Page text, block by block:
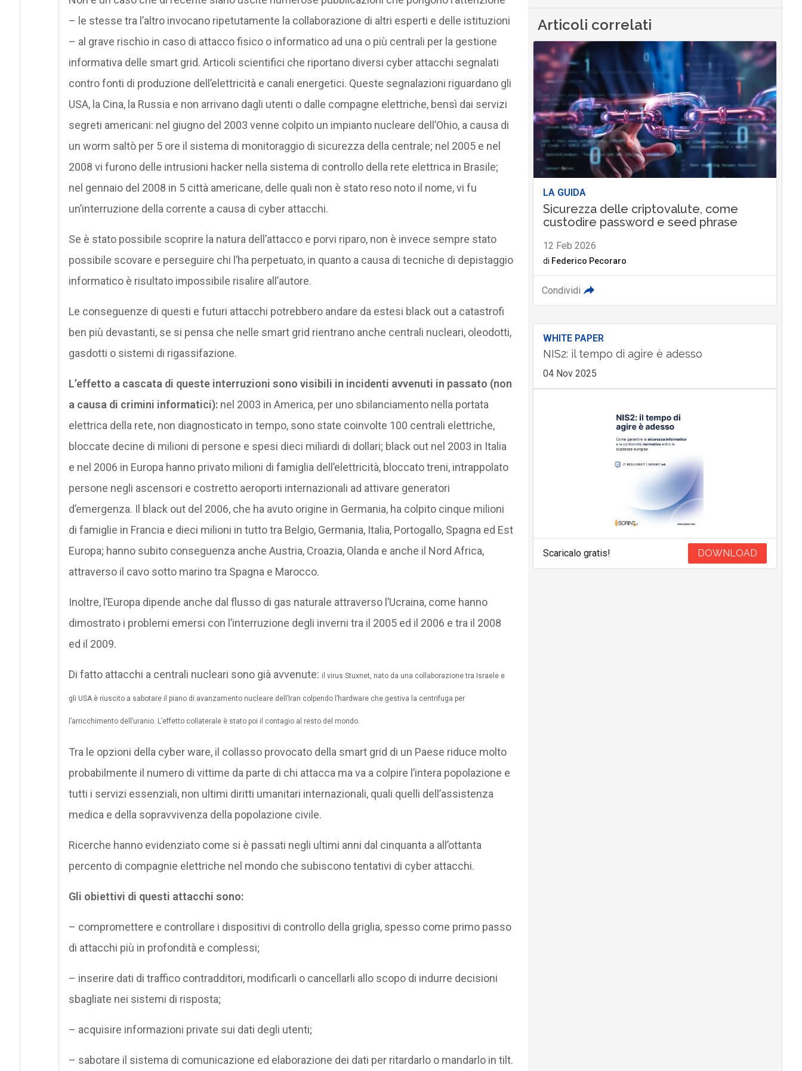
– le stesse tra l’altro invocano ripetutamente la collaborazione di altri esperti e delle istituzioni
– al grave rischio in caso di attacco fisico o informatico ad una o più centrali per la gestione
informativa delle smart grid. Articoli scientifici che riportano diversi cyber attacchi segnalati
contro fonti di produzione dell’elettricità e canali energetici. Queste segnalazioni riguardano gli
USA, la Cina, la Russia e non arrivano dagli utenti o dalle compagne elettriche, bensì dai servizi
segreti americani: nel giugno del 2003 venne colpito un impianto nucleare dell’Ohio, a causa di
un worm saltò per 5 ore il sistema di monitoraggio di sicurezza della centrale; nel 2005 e nel
2008 vi furono delle intrusioni hacker nella sistema di controllo della rete elettrica in Brasile;
nel gennaio del 2008 in 5 città americane, delle quali non è stato reso noto il nome, vi fu
un’interruzione della corrente a causa di cyber attacchi.
Se è stato possibile scoprire la natura dell’attacco e porvi riparo, non è invece sempre stato
possibile scovare e perseguire chi l’ha perpetuato, in quanto a causa di tecniche di depistaggio
informatico è risultato impossibile risalire all’autore.
Le conseguenze di questi e futuri attacchi potrebbero andare da estesi black out a catastrofi
ben più devastanti, se si pensa che nelle smart grid rientrano anche centrali nucleari, oleodotti,
gasdotti o sistemi di rigassifazione.
L’effetto a cascata di queste interruzioni sono visibili in incidenti avvenuti in passato (non
a causa di crimini informatici): nel 2003 in America, per uno sbilanciamento nella portata
elettrica della rete, non diagnosticato in tempo, sono state coinvolte 100 centrali elettriche,
bloccate decine di milioni di persone e spesi dieci miliardi di dollari; black out nel 2003 in Italia
e nel 2006 in Europa hanno privato milioni di famiglia dell’elettricità, bloccato treni, intrappolato
persone negli ascensori e costretto aeroporti internazionali ad attivare generatori
d’emergenza. Il black out del 2006, che ha avuto origine in Germania, ha colpito cinque milioni
di famiglie in Francia e dieci milioni in tutto tra Belgio, Germania, Italia, Portogallo, Spagna ed Est
Europa; hanno subito conseguenza anche Austria, Croazia, Olanda e anche il Nord Africa,
attraverso il cavo sotto marino tra Spagna e Marocco.
Inoltre, l’Europa dipende anche dal flusso di gas naturale attraverso l’Ucraina, come hanno
dimostrato i problemi emersi con l’interruzione degli inverni tra il 2005 ed il 2006 e tra il 2008
ed il 2009.
Di fatto attacchi a centrali nucleari sono già avvenute: il virus Stuxnet, nato da una collaborazione tra Israele e
gli USA è riuscito a sabotare il piano di avanzamento nucleare dell’Iran colpendo l’hardware che gestiva la centrifuga per
l’arricchimento dell’uranio. L’effetto collaterale è stato poi il contagio al resto del mondo.
Tra le opzioni della cyber ware, il collasso provocato della smart grid di un Paese riduce molto
probabilmente il numero di vittime da parte di chi attacca ma va a colpire l’intera popolazione e
tutti i servizi essenziali, non ultimi diritti umanitari internazionali, quali quelli dell’assistenza
medica e della sopravvivenza della popolazione civile.
Ricerche hanno evidenziato come si è passati negli ultimi anni dal cinquanta a all’ottanta
percento di compagnie elettriche nel mondo che subiscono tentativi di cyber attacchi.
Gli obiettivi di questi attacchi sono:
– compromettere e controllare i dispositivi di controllo della griglia, spesso come primo passo
di attacchi più in profondità e complessi;
– inserire dati di traffico contradditori, modificarli o cancellarli allo scopo di indurre decisioni
sbagliate nei sistemi di risposta;
– acquisire informazioni private sui dati degli utenti;
– sabotare il sistema di comunicazione ed elaborazione dei dati per ritardarlo o mandarlo in tilt.
Articoli correlati
LA GUIDA
Sicurezza delle criptovalute, come
custodire password e seed phrase
12 Feb 2026
di Federico Pecoraro
Condividi
WHITE PAPER
NIS2: il tempo di agire è adesso
04 Nov 2025
Scaricalo gratis! DOWNLOAD